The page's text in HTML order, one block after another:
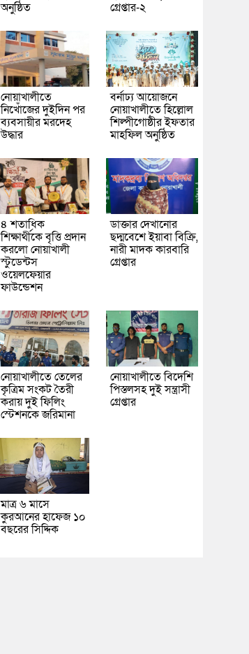
অনুষ্ঠিত
গ্রেপ্তার-২
নোয়াখালীতে
নিখোঁজের দুইদিন পর
ব্যবসায়ীর মরদেহ
উদ্ধার
বর্নাঢ্য আয়োজনে
নোয়াখালীতে হিল্লোল
শিল্পীগোষ্ঠীর ইফতার
মাহফিল অনুষ্ঠিত
৪ শতাধিক
শিক্ষার্থীকে বৃত্তি প্রদান
করলো নোয়াখালী
স্টুডেন্টস
ওয়েলফেয়ার
ফাউন্ডেশন
ডাক্তার দেখানোর
ছদ্মবেশে ইয়াবা বিক্রি,
নারী মাদক কারবারি
গ্রেপ্তার
নোয়াখালীতে তেলের
কৃত্রিম সংকট তৈরী
করায় দুই ফিলিং
স্টেশনকে জরিমানা
নোয়াখালীতে বিদেশি
পিস্তলসহ দুই সন্ত্রাসী
গ্রেপ্তার
মাত্র ৬ মাসে
কুরআনের হাফেজ ১০
বছরের সিদ্দিক